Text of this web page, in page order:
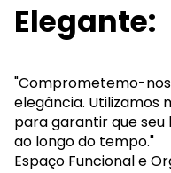
Elegante:
"Comprometemo-
elegância. Utilizamos
para garantir que
ao longo do tempo."
Espaço Funcional e